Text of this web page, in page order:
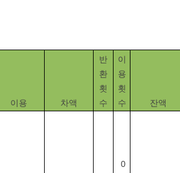
이용 차액
반
환
횟
수
이
용
횟
수
잔액
0